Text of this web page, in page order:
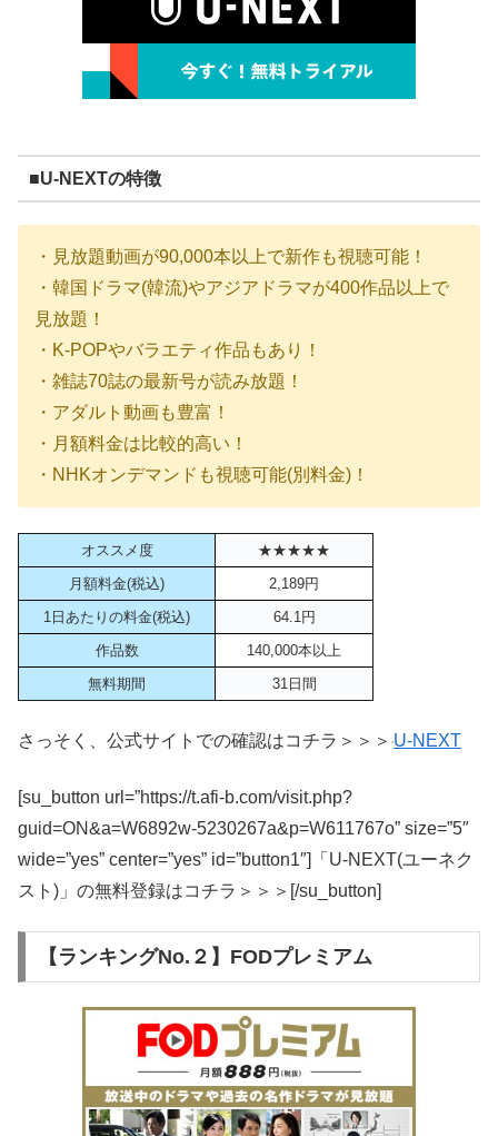
■U-NEXTの特徴
・見放題動画が90,000本以上で新作も視聴可能！
・韓国ドラマ(韓流)やアジアドラマが400作品以上で
見放題！
・K-POPやバラエティ作品もあり！
・雑誌70誌の最新号が読み放題！
・アダルト動画も豊富！
・月額料金は比較的高い！
・NHKオンデマンドも視聴可能(別料金)！
オススメ度
★★★★★
月額料金(税込)
2,189円
1日あたりの料金(税込)
64.1円
作品数
140,000本以上
無料期間
31日間
さっそく、公式サイトでの確認はコチラ＞＞＞ U-NEXT
[su_button url=”https://t.afi-b.com/visit.php?
guid=ON&a=W6892w-5230267a&p=W611767o” size=”5″
wide=”yes” center=”yes” id=”button1″]「U-NEXT(ユーネク
スト)」の無料登録はコチラ＞＞＞[/su_button]
【ランキングNo.２】FODプレミアム